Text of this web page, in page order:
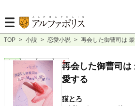
TOP > 小説 > 恋愛小説 > 再会した御曹司は
恋愛 完結 長編 R18再会した御曹司は
愛する
猫とろ